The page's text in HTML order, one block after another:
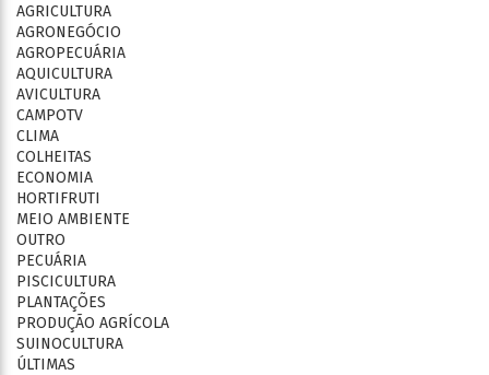
AGRICULTURA
AGRONEGÓCIO
AGROPECUÁRIA
AQUICULTURA
AVICULTURA
CAMPOTV
CLIMA
COLHEITAS
ECONOMIA
HORTIFRUTI
MEIO AMBIENTE
OUTRO
PECUÁRIA
PISCICULTURA
PLANTAÇÕES
PRODUÇÃO AGRÍCOLA
SUINOCULTURA
ÚLTIMAS